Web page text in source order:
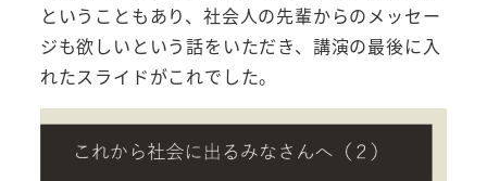
ということもあり、社会人の先輩からのメッセー
ジも欲しいという話をいただき、講演の最後に入
れたスライドがこれでした。